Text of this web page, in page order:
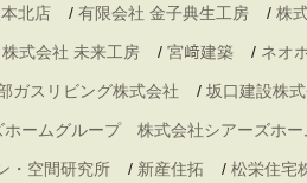
北店 / 有限会社 金子典生工房 / 株
株式会社 未来工房 / 宮﨑建築 / ネオ
ガスリビング株式会社 / 坂口建設株
ホームグループ 株式会社シアーズホー
・空間研究所 / 新産住拓 / 松栄住宅